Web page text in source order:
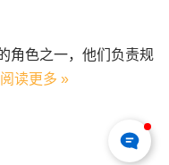
角色之一，他们负责规
阅读更多 »